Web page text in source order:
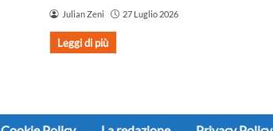
Julian Zeni 27 Luglio 2026
Leggi di più